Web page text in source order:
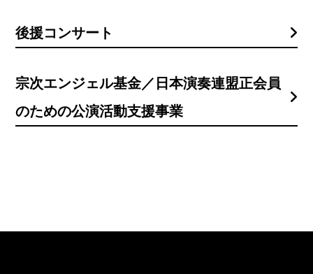
後援コンサート
宗次エンジェル基金／日本演奏連盟正会員
のための公演活動支援事業